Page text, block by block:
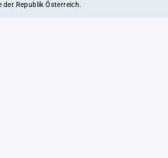
Republik Österreich.